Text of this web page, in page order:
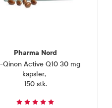
Pharma Nord
Qinon Active Q10 30 mg
kapsler,
150 stk.